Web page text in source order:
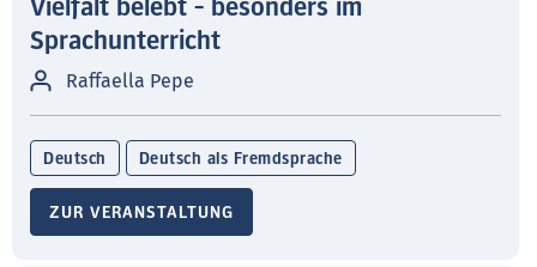
Vielfalt belebt - besonders im
Sprachunterricht
Raffaella Pepe
Deutsch Deutsch als Fremdsprache
ZUR VERANSTALTUNG